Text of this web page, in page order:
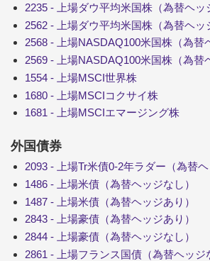
2235 - 上場ダウ平均米国株（為替ヘッ
2562 - 上場ダウ平均米国株（為替ヘッ
2568 - 上場NASDAQ100米国株（為替
2569 - 上場NASDAQ100米国株（為替
1554 - 上場MSCI世界株
1680 - 上場MSCIコクサイ株
1681 - 上場MSCIエマージング株
外国債券
2093 - 上場Tr米債0-2年ラダー（為替ヘ
1486 - 上場米債（為替ヘッジなし）
1487 - 上場米債（為替ヘッジあり）
2843 - 上場豪債（為替ヘッジあり）
2844 - 上場豪債（為替ヘッジなし）
2861 - 上場フランス国債（為替ヘッジ